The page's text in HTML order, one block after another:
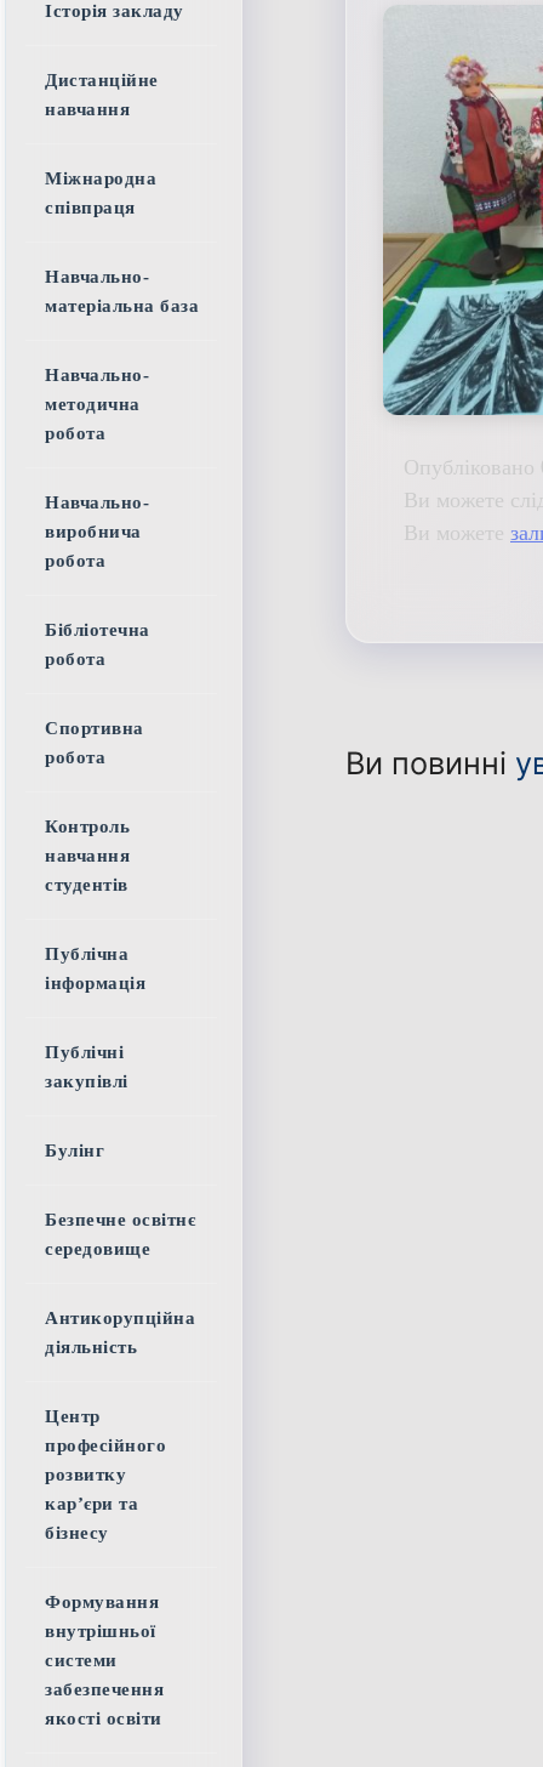
Ви можете
Ви можете
Ви повинні
Історія закладу
Дистанційне
навчання
Міжнародна
співпраця
Навчально-
матеріальна база
Навчально-
методична
робота
Навчально-
виробнича
робота
Бібліотечна
робота
Спортивна
робота
Контроль
навчання
студентів
Публічна
інформація
Публічні
закупівлі
Булінг
Безпечне освітнє
середовище
Антикорупційна
діяльність
Центр
професійного
розвитку
кар’єри та
бізнесу
Формування
внутрішньої
системи
забезпечення
якості освіти